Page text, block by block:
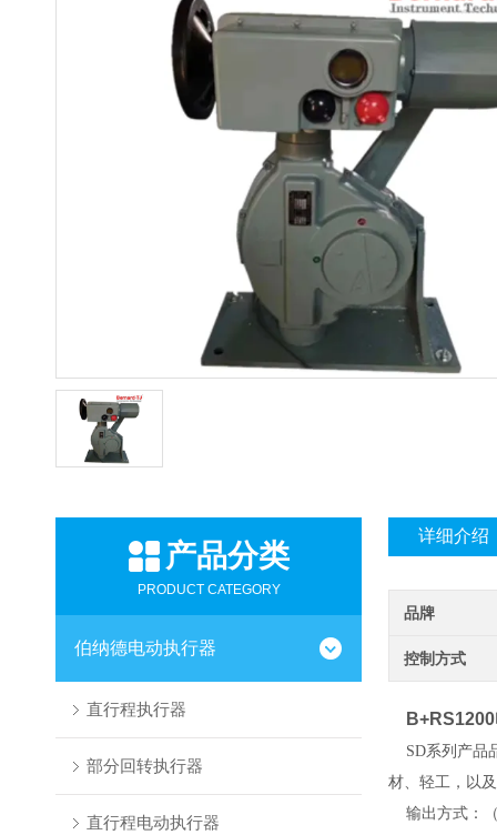
产品分类
PRODUCT CATEGORY
伯纳德电动执行器
直行程执行器
部分回转执行器
直行程电动执行器
详细介绍
品牌
控制方式
B+RS1200
SD系列产品
材、轻工，以
输出方式：（